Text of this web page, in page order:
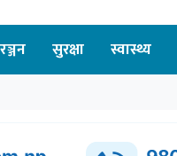
सुरक्षा स्वास्थ्य